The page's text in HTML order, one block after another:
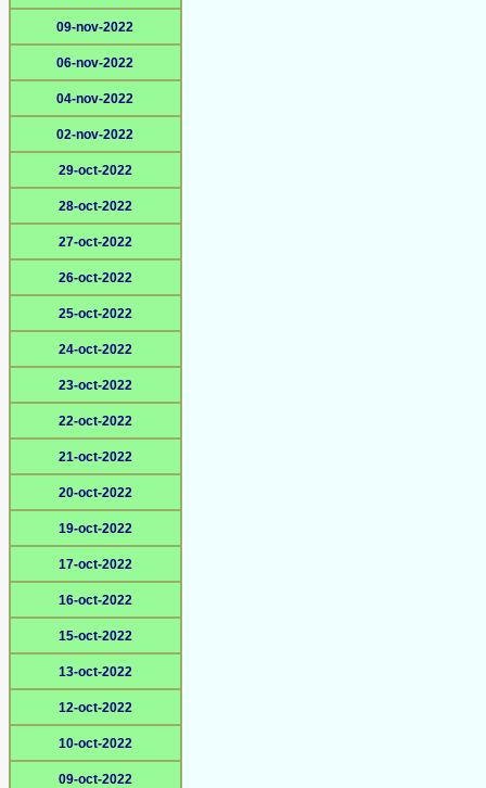
09-nov-2022
06-nov-2022
04-nov-2022
02-nov-2022
29-oct-2022
28-oct-2022
27-oct-2022
26-oct-2022
25-oct-2022
24-oct-2022
23-oct-2022
22-oct-2022
21-oct-2022
20-oct-2022
19-oct-2022
17-oct-2022
16-oct-2022
15-oct-2022
13-oct-2022
12-oct-2022
10-oct-2022
09-oct-2022